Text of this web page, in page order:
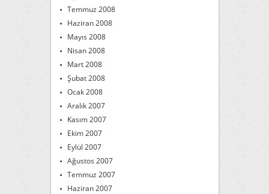
Temmuz 2008
Haziran 2008
Mayıs 2008
Nisan 2008
Mart 2008
Şubat 2008
Ocak 2008
Aralık 2007
Kasım 2007
Ekim 2007
Eylül 2007
Ağustos 2007
Temmuz 2007
Haziran 2007